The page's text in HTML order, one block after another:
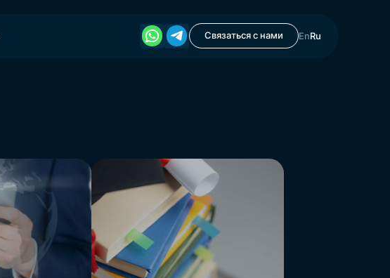
EnRu
Связаться с нами